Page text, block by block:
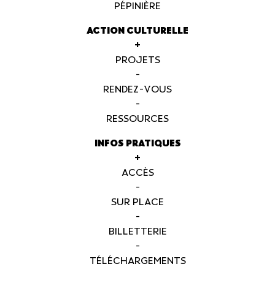
PÉPINIÈRE
ACTION CULTURELLE
+
PROJETS
-
RENDEZ-VOUS
-
RESSOURCES
INFOS PRATIQUES
+
ACCÈS
-
SUR PLACE
-
BILLETTERIE
-
TÉLÉCHARGEMENTS